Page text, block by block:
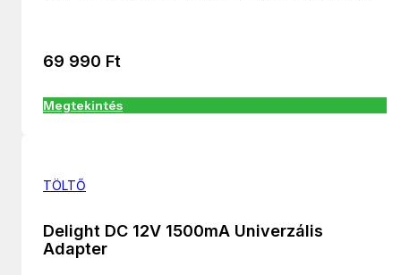
69 990 Ft
Megtekintés
TÖLTŐ
Delight DC 12V 1500mA Univerzális
Adapter